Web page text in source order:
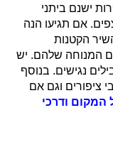
ישנם ביתני
אם תגיעו הנה
הקטנות
המנוחה שלהם. יש
נגישים. בנוסף
ציפורים וגם אם
המקום ודרכי